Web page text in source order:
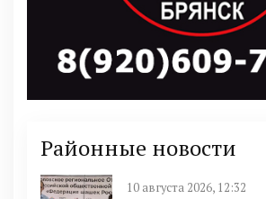
Районные новости
10 августа 2026, 12:32